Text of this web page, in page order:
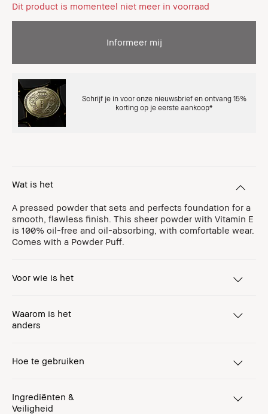
Dit product is momenteel niet meer in voorraad
Informeer mij
Schrijf je in voor onze nieuwsbrief en ontvang 15%
korting op je eerste aankoop*
Wat is het
A pressed powder that sets and perfects foundation for a
smooth, flawless finish. This sheer powder with Vitamin E
is 100% oil-free and oil-absorbing, with comfortable wear.
Comes with a Powder Puff.
Voor wie is het
Waarom is het
anders
Hoe te gebruiken
Ingrediënten &
Veiligheid